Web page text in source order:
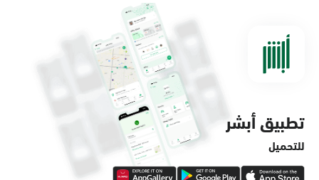
الدمام, الدمام - مستشفى الملك فهد
الدمام, الدمام - لولو ماركت حي الفاخرية
الأحد - الخميس (08:00-14:30)
تطبيق أبشر
للتحميل